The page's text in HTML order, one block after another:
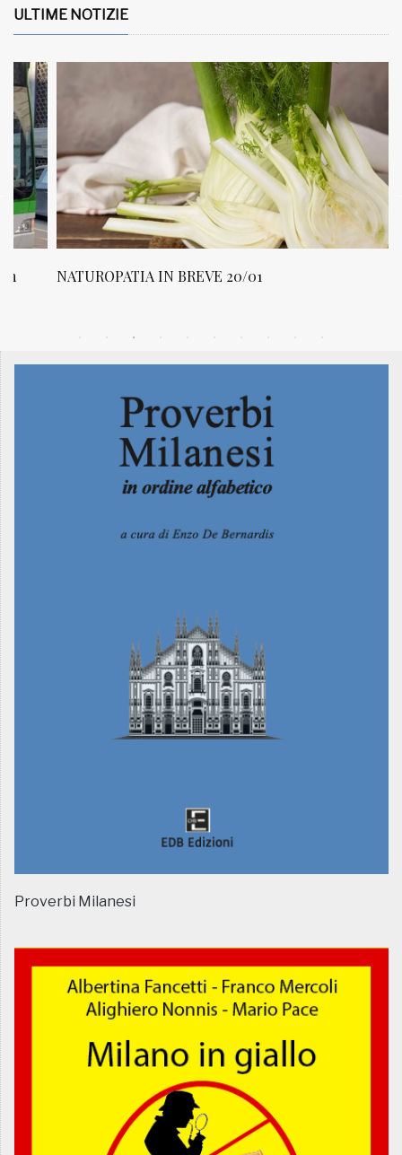
ULTIME NOTIZIE
NATUROPATIA IN BREVE 20/01
Proverbi Milanesi